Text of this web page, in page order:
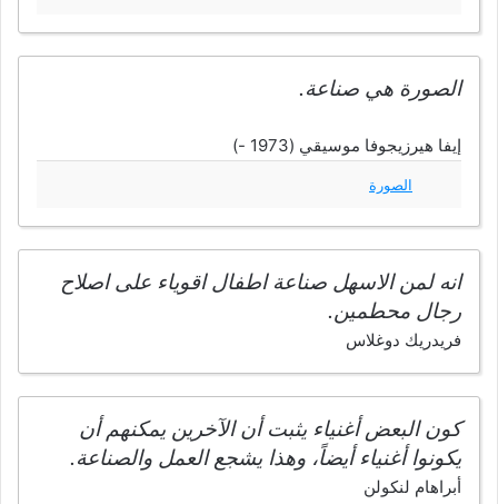
الصورة هي صناعة.
إيفا هيرزيجوفا موسيقي (1973 -)
الصورة
انه لمن الاسهل صناعة اطفال اقوياء على اصلاح
رجال محطمين.
فريدريك دوغلاس
كون البعض أغنياء يثبت أن الآخرين يمكنهم أن
يكونوا أغنياء أيضاً، وهذا يشجع العمل والصناعة.
أبراهام لنكولن